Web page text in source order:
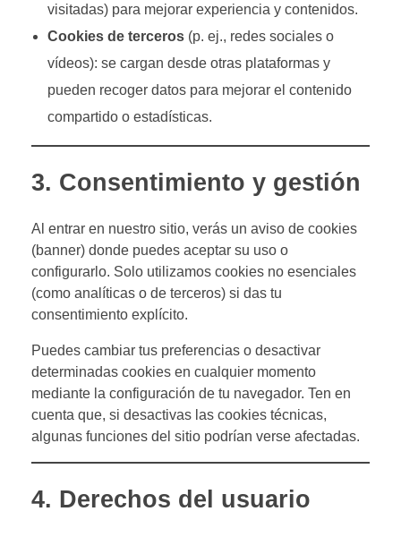
visitadas) para mejorar experiencia y contenidos.
Cookies de terceros(p. ej., redes sociales o
vídeos): se cargan desde otras plataformas y
pueden recoger datos para mejorar el contenido
compartido o estadísticas.
3. Consentimiento y gestión
Al entrar en nuestro sitio, verás un aviso de cookies
(banner) donde puedes aceptar su uso o
configurarlo. Solo utilizamos cookies no esenciales
(como analíticas o de terceros) si das tu
consentimiento explícito.
Puedes cambiar tus preferencias o desactivar
determinadas cookies en cualquier momento
mediante la configuración de tu navegador. Ten en
cuenta que, si desactivas las cookies técnicas,
algunas funciones del sitio podrían verse afectadas.
4. Derechos del usuario